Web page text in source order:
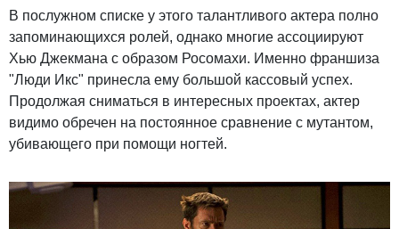
В послужном списке у этого талантливого актера полно
запоминающихся ролей, однако многие ассоциируют
Хью Джекмана с образом Росомахи. Именно франшиза
"Люди Икс" принесла ему большой кассовый успех.
Продолжая сниматься в интересных проектах, актер
видимо обречен на постоянное сравнение с мутантом,
убивающего при помощи ногтей.